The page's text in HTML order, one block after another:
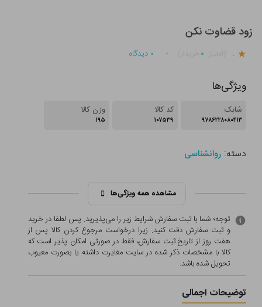
زود قضاوت نکن
. ۰ ۰ دیدگاه
ویژگی‌ها
شابک
۹۷۸۶۲۲۸۰۸۰۴۱۳
کد کالا
۱۰۷۵۳۹
وزن کالا
۱۹۵
دسته:روانشناسی
مشاهده همه ویژگی‌ها
توجه؛ شما با ثبت سفارش شرایط زیر را می‌پذیرید. پس لطفا در خرید
و ثبت سفارش دقت کنید. زیرا درخواست مرجوع کردن کالا پس از
هفت روز از تاریخ ثبت سفارش، فقط در صورتی امکان پذیر است که
کالا با مشخصات ذکر شده در سایت مغایرت داشته یا بصورت معيوب
تحویل شده باشد.
توضیحات اجمالی